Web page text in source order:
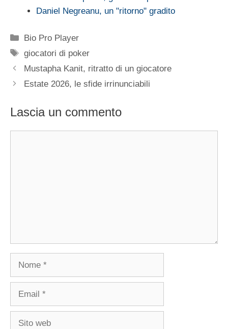
Daniel Negreanu, un "ritorno" gradito
Categorie
Bio Pro Player
Tag
giocatori di poker
Mustapha Kanit, ritratto di un giocatore
Estate 2026, le sfide irrinunciabili
Lascia un commento